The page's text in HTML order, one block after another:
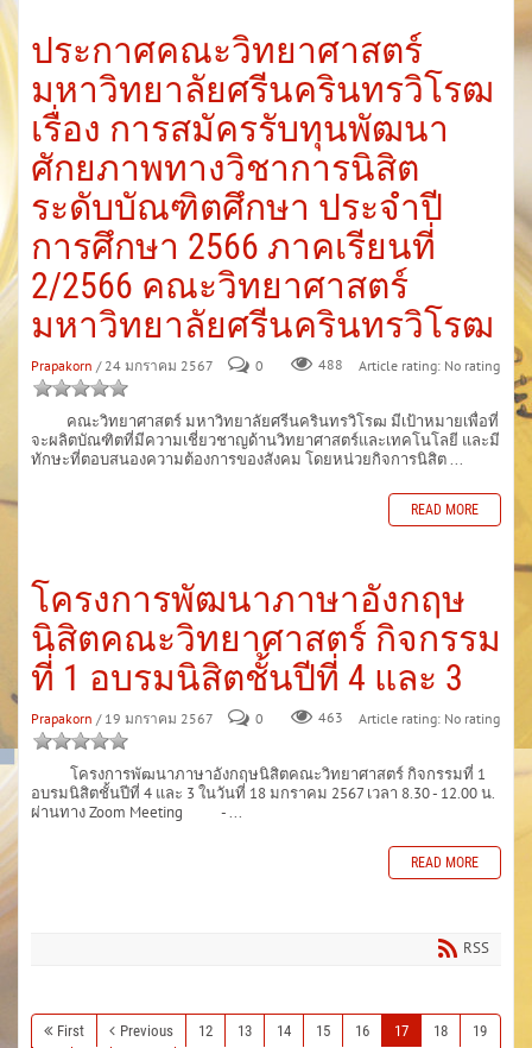
ประกาศคณะวิทยาศาสตร์
มหาวิทยาลัยศรีนครินทรวิโรฒ
เรื่อง การสมัครรับทุนพัฒนา
ศักยภาพทางวิชาการนิสิต
ระดับบัณฑิตศึกษา ประจำปี
การศึกษา 2566 ภาคเรียนที่
2/2566 คณะวิทยาศาสตร์
มหาวิทยาลัยศรีนครินทรวิโรฒ
Prapakorn / 24 มกราคม 2567 0 488 Article rating: No rating
คณะวิทยาศาสตร์ มหาวิทยาลัยศรีนครินทรวิโรฒ มีเป้าหมายเพื่อที่
จะผลิตบัณฑิตที่มีความเชี่ยวชาญด้านวิทยาศาสตร์และเทคโนโลยี และมี
ทักษะที่ตอบสนองความต้องการของสังคม โดยหน่วยกิจการนิสิต ...
READ MORE
โครงการพัฒนาภาษาอังกฤษ
นิสิตคณะวิทยาศาสตร์ กิจกรรม
ที่ 1 อบรมนิสิตชั้นปีที่ 4 และ 3
Prapakorn / 19 มกราคม 2567 0 463 Article rating: No rating
โครงการพัฒนาภาษาอังกฤษนิสิตคณะวิทยาศาสตร์ กิจกรรมที่ 1
อบรมนิสิตชั้นปีที่ 4 และ 3 ในวันที่ 18 มกราคม 2567 เวลา 8.30 - 12.00 น.
ผ่านทาง Zoom Meeting - ...
READ MORE
RSS
First Previous 12 13 14 15 16 17 18 19